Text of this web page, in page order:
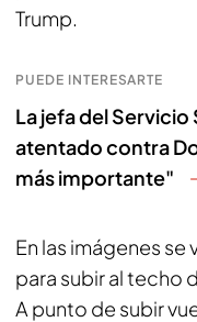
Trump.
PUEDE INTERESARTE
La jefa del
atentado contra
más importante"
En las imágenes se
para subir al techo
A punto de subir